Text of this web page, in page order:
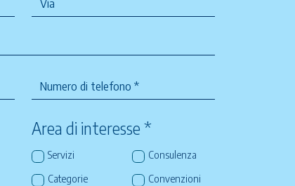
Area di interesse *
Servizi
Consulenza
Categorie
Convenzioni